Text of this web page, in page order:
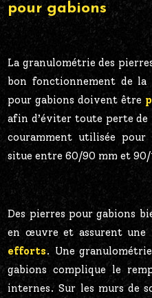
pour gabions
La granulométrie des
bon fonctionnement de la
pour gabions doivent être
afin d’éviter toute perte
couramment utilisée
situe entre 60/90 mm et 90/
Des pierres pour gabions
en œuvre et assurent une
efforts. Une
gabions complique le
internes. Sur les murs de